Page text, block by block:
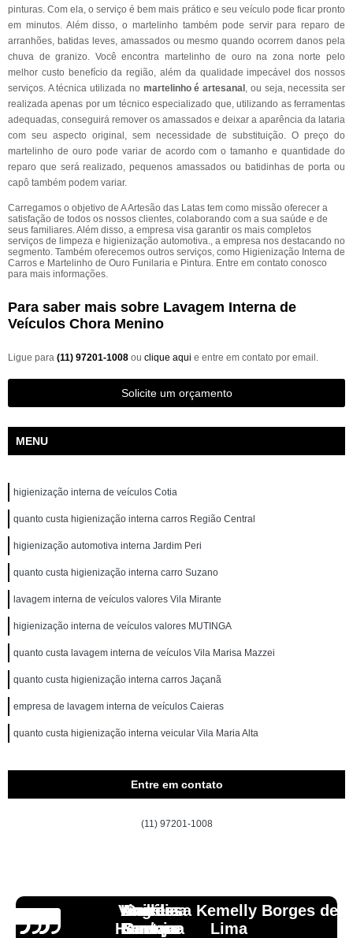
pinturas. Com ela, o serviço é bem mais prático e seu veículo pode ficar pronto
em minutos. Além disso, o martelinho também pode servir para reparo de
arranhões, batidas leves, amassados ou mesmo quando ocorrem danos pela
chuva de granizo. Você encontra martelinho de ouro na zona norte pelo
melhor custo benefício da região, além da qualidade impecável dos nossos
serviços. A técnica utilizada no martelinho é artesanal , ou seja, necessita ser
realizada apenas por um técnico especializado que, utilizando as ferramentas
adequadas, conseguirá remover os amassados e deixar a aparência da lataria
com seu aspecto original, sem necessidade de substituição. O preço do
martelinho de ouro pode variar de acordo com o tamanho e quantidade do
reparo que será realizado, pequenos amassados ou batidinhas de porta ou
capô também podem variar.
Carregamos o objetivo de A Artesão das Latas tem como missão oferecer a
satisfação de todos os nossos clientes, colaborando com a sua saúde e de
seus familiares. Além disso, a empresa visa garantir os mais completos
serviços de limpeza e higienização automotiva., a empresa nos destacando no
segmento. Também oferecemos outros serviços, como Higienização Interna de
Carros e Martelinho de Ouro Funilaria e Pintura. Entre em contato conosco
para mais informações.
Para saber mais sobre Lavagem Interna de
Veículos Chora Menino
Ligue para (11) 97201-1008 ou clique aqui e entre em contato por email.
Solicite um orçamento
MENU
higienização interna de veículos Cotia
quanto custa higienização interna carros Região Central
higienização automotiva interna Jardim Peri
quanto custa higienização interna carro Suzano
lavagem interna de veículos valores Vila Mirante
higienização interna de veículos valores MUTINGA
quanto custa lavagem interna de veículos Vila Marisa Mazzei
quanto custa higienização interna carros Jaçanã
empresa de lavagem interna de veículos Caieras
quanto custa higienização interna veicular Vila Maria Alta
Entre em contato
(11) 97201-1008
Angélica
Santana
Andressa Kemelly Borges de
Lima
Carlos
Henrique
Vinicius
Laranja
Lourdes
Santoro